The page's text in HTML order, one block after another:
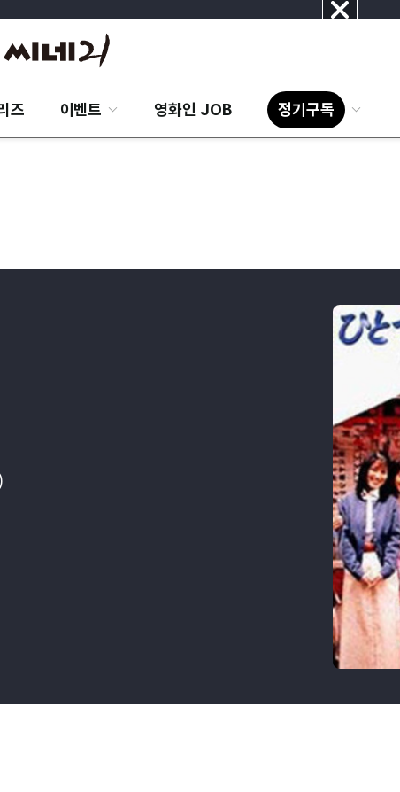
닫
즈 이벤트 영화인 JOB 정기구독